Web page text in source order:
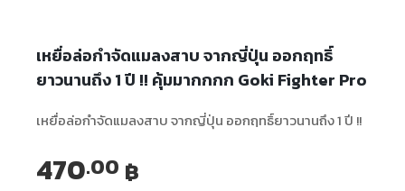
เหยื่อล่อกำจัดแมลงสาบ จากญี่ปุ่น ออกฤทธิ์
ยาวนานถึง 1 ปี !! คุ้มมากกกก Goki Fighter Pro
เหยื่อล่อกำจัดแมลงสาบ จากญี่ปุ่น ออกฤทธิ์ยาวนานถึง 1 ปี !!
470.00 ฿